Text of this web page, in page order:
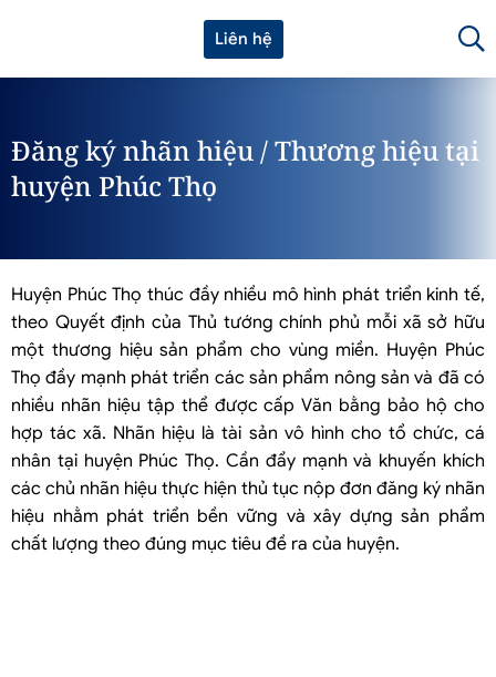
Liên hệ
Đăng ký nhãn hiệu / Thương hiệu tại
huyện Phúc Thọ
Huyện Phúc Thọ thúc đầy nhiều mô hình phát triển kinh tế,
theo Quyết định của Thủ tướng chính phủ mỗi xã sở hữu
một thương hiệu sản phẩm cho vùng miền. Huyện Phúc
Thọ đầy mạnh phát triển các sản phẩm nông sản và đã có
nhiều nhãn hiệu tập thể được cấp Văn bằng bảo hộ cho
hợp tác xã. Nhãn hiệu là tài sản vô hình cho tổ chức, cá
nhân tại huyện Phúc Thọ. Cần đẩy mạnh và khuyến khích
các chủ nhãn hiệu thực hiện thủ tục nộp đơn đăng ký nhãn
hiệu nhằm phát triển bền vững và xây dựng sản phẩm
chất lượng theo đúng mục tiêu đề ra của huyện.